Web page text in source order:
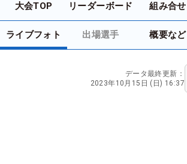
大会TOP リーダーボード 組み合せ
ライブフォト 出場選手 概要など
データ最終更新：
2023年10月15日 (日) 16:37